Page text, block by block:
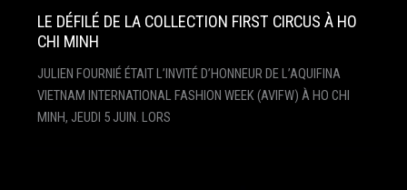
LE DÉFILÉ DE LA COLLECTION FIRST CIRCUS À HO
CHI MINH
JULIEN FOURNIÉ ÉTAIT L’INVITÉ D’HONNEUR DE L’AQUIFINA
VIETNAM INTERNATIONAL FASHION WEEK (AVIFW) À HO CHI
MINH, JEUDI 5 JUIN. LORS